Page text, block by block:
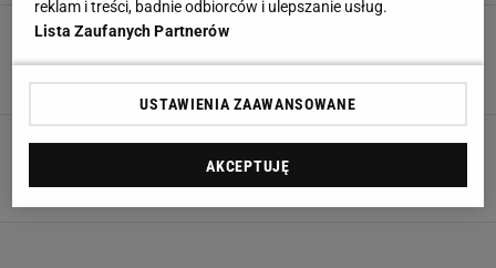
Liga Mistrzów. Gianluigi Buffon chwali rywali.
Antoni Partum,15 WRZEŚNIA 2015, 14:25
Premier League. Joe Hart: Zawiedliśmy trenera
Tomasz Pazdyk, skysports.com,
19 KWIETNIA 2015, 12:43
reklam i treści, badnie odbiorców i ulepszanie usług.
Lista Zaufanych Partnerów
USTAWIENIA ZAAWANSOWANE
AKCEPTUJĘ